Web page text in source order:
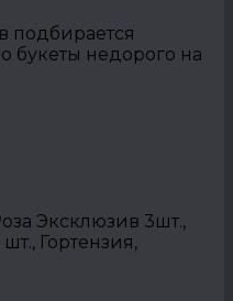
подбирается
букеты недорого на
Эксклюзив 3шт.,
Гортензия,